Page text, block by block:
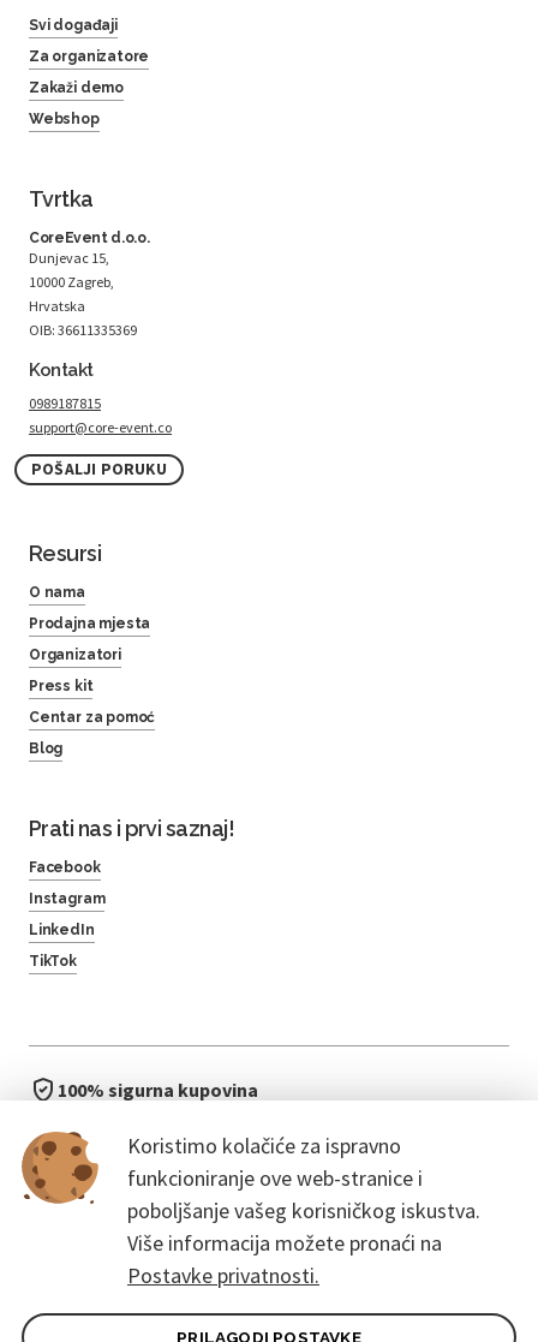
Koristimo kolačiće za ispravno
funkcioniranje ove web-stranice i
poboljšanje vašeg korisničkog iskustva.
Više informacija možete pronaći na
Postavke privatnosti.
PRILAGODI POSTAVKE
Svi događaji
Za organizatore
Zakaži demo
Webshop
Tvrtka
CoreEvent d.o.o.
Dunjevac 15,
10000 Zagreb,
Hrvatska
OIB: 36611335369
Kontakt
0989187815
support@core-event.co
POŠALJI PORUKU
Resursi
O nama
Prodajna mjesta
Organizatori
Press kit
Centar za pomoć
Blog
Prati nas i prvi saznaj!
Facebook
Instagram
LinkedIn
TikTok
100% sigurna kupovina
bez čekanja u redu